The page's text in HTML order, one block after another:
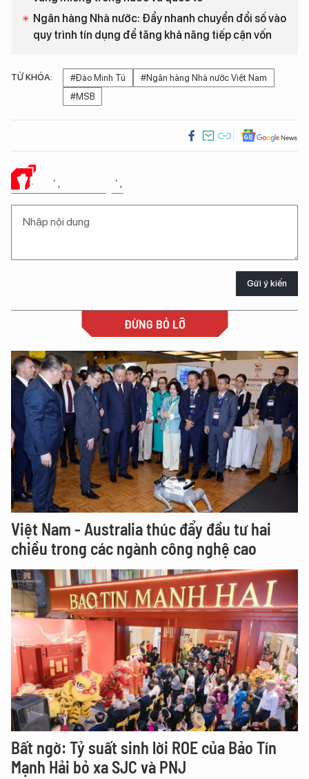
Ngân hàng Nhà nước: Đẩy nhanh chuyển đổi số vào
quy trình tín dụng để tăng khả năng tiếp cận vốn
TỪ KHÓA: #Đào Minh Tú
#Ngân hàng Nhà nước Việt Nam
#MSB
Ý KIẾN CỦA BẠN
Gửi ý kiến
ĐỪNG BỎ LỠ
Việt Nam - Australia thúc đẩy đầu tư hai
chiều trong các ngành công nghệ cao
Bất ngờ: Tỷ suất sinh lời ROE của Bảo Tín
Mạnh Hải bỏ xa SJC và PNJ